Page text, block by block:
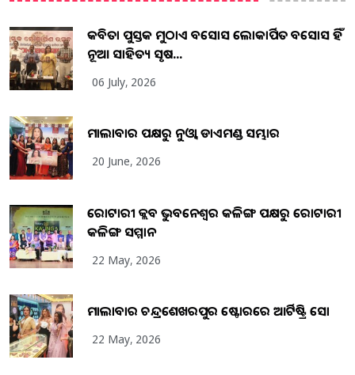
କବିତା ପୁସ୍ତକ ମୁଠାଏ ଅବସୋସ ଲୋକାର୍ପିତ ଅବସୋସ ହିଁ
ନୂଆ ସାହିତ୍ୟ ସୃଷ...
06 July, 2026
ମାଲାବାର ପକ୍ଷରୁ ନୁଓ୍ବା ଡାଏମଣ୍ଡ ସମ୍ଭାର
20 June, 2026
ରୋଟାରୀ କ୍ଲବ ଭୁବନେଶ୍ୱର କଳିଙ୍ଗ ପକ୍ଷରୁ ରୋଟାରୀ
କଳିଙ୍ଗ ସମ୍ମାନ
22 May, 2026
ମାଲାବାର ଚନ୍ଦ୍ରଶେଖରପୁର ଷ୍ଟୋରରେ ଆର୍ଟିଷ୍ଟ୍ରି ସୋ
22 May, 2026